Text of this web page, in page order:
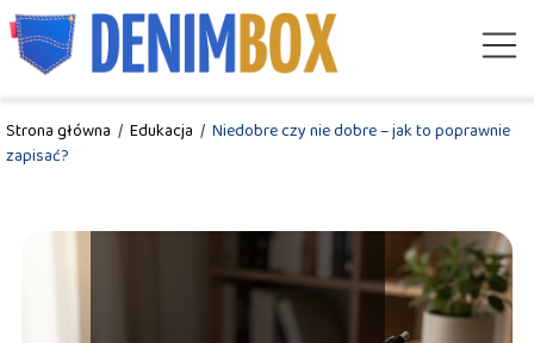
Strona główna / Edukacja / Niedobre czy nie dobre – jak to poprawnie
zapisać?